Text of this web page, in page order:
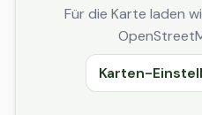
Für die Karte laden
Karten-